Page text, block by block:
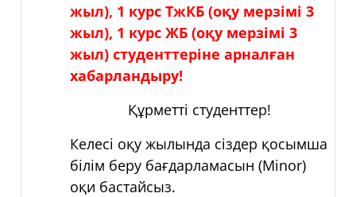
жыл), 1 курс ТжКБ (оқу мерзімі 3
жыл), 1 курс ЖБ (оқу мерзімі 3
жыл) студенттеріне арналған
хабарландыру!
Құрметті студенттер!
Келесі оқу жылында сіздер қосымша
білім беру бағдарламасын (Minor)
оқи бастайсыз.